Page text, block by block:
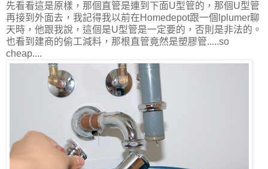
先看看這是原樣，那個直管是連到下面U型管的，那個U型管
再接到外面去，我記得我以前在Homedepot跟一個lplumer聊
天時，他跟我說，這個是U型管是一定要的，否則是非法的。
也看到建商的偷工減料，那根直管竟然是塑膠管.....so
cheap....